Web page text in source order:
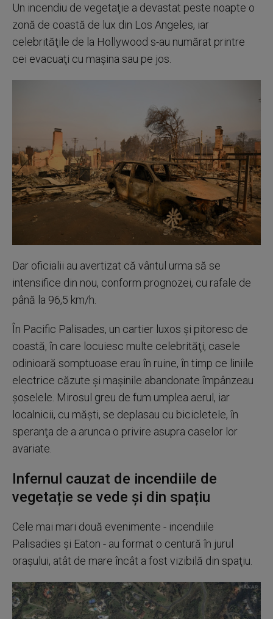
Un incendiu de vegetaţie a devastat peste noapte o
zonă de coastă de lux din Los Angeles, iar
celebrităţile de la Hollywood s-au numărat printre
cei evacuaţi cu maşina sau pe jos.
Dar oficialii au avertizat că vântul urma să se
intensifice din nou, conform prognozei, cu rafale de
până la 96,5 km/h.
În Pacific Palisades, un cartier luxos şi pitoresc de
coastă, în care locuiesc multe celebrităţi, casele
odinioară somptuoase erau în ruine, în timp ce liniile
electrice căzute şi maşinile abandonate împânzeau
şoselele. Mirosul greu de fum umplea aerul, iar
localnicii, cu măşti, se deplasau cu bicicletele, în
speranţa de a arunca o privire asupra caselor lor
avariate.
Infernul cauzat de incendiile de
vegetație se vede și din spațiu
Cele mai mari două evenimente - incendiile
Palisadies şi Eaton - au format o centură în jurul
oraşului, atât de mare încât a fost vizibilă din spaţiu.